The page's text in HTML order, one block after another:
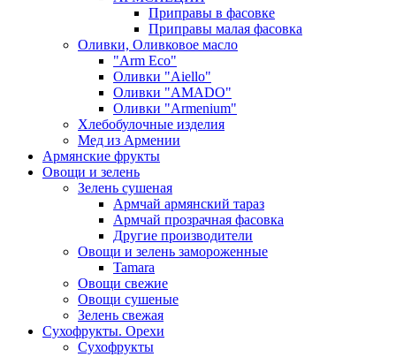
Приправы в фасовке
Приправы малая фасовка
Оливки, Оливковое масло
"Arm Eco"
Оливки "Aiello"
Оливки "AMADO"
Оливки "Armenium"
Хлебобулочные изделия
Мед из Армении
Армянские фрукты
Овощи и зелень
Зелень сушеная
Армчай армянский тараз
Армчай прозрачная фасовка
Другие производители
Овощи и зелень замороженные
Tamara
Овощи свежие
Овощи сушеные
Зелень свежая
Сухофрукты. Орехи
Сухофрукты